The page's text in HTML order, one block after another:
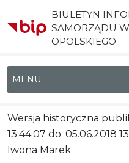
BIULETYN
SAMORZĄDU
OPOLSKIEGO
Menu główne
Wersja historyczna
13:44:07 do: 05.06.2018
Iwona Marek